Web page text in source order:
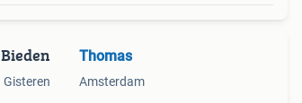
Bieden
Gisteren
Thomas
Amsterdam